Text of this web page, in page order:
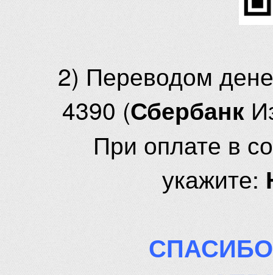
2) Переводом
4390 (Сбербанк
При оплате в
укажите: